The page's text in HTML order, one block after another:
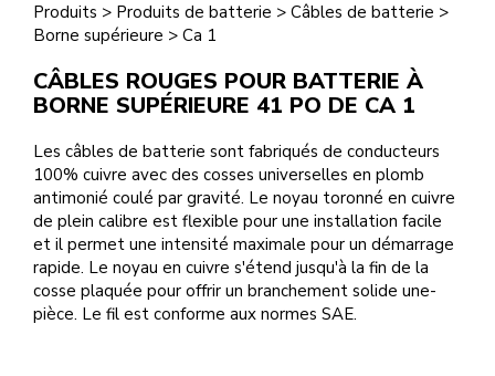
Produits > Produits de batterie > Câbles de batterie >
Borne supérieure > Ca 1
CÂBLES ROUGES POUR BATTERIE À
BORNE SUPÉRIEURE 41 PO DE CA 1
Les câbles de batterie sont fabriqués de conducteurs
100% cuivre avec des cosses universelles en plomb
antimonié coulé par gravité. Le noyau toronné en cuivre
de plein calibre est flexible pour une installation facile
et il permet une intensité maximale pour un démarrage
rapide. Le noyau en cuivre s'étend jusqu'à la fin de la
cosse plaquée pour offrir un branchement solide une-
pièce. Le fil est conforme aux normes SAE.